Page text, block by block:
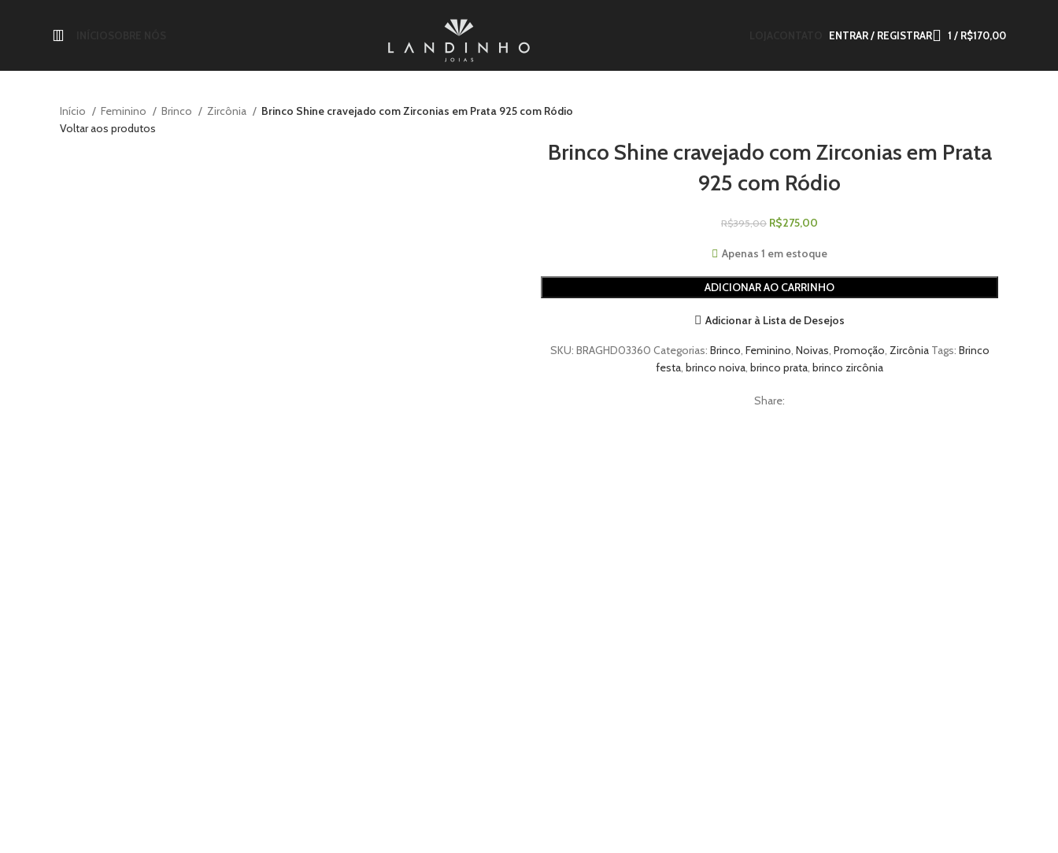
ENTRAR / REGISTRAR 1 / R$170,00
Início Feminino Brinco Zircônia
Brinco Shine cravejado com Zirconias em Prata 925 com Ródio
Voltar aos produtos
Brinco Shine cravejado com Zirconias em Prata
925 com Ródio
R$395,00 R$275,00
Apenas 1 em estoque
ADICIONAR AO CARRINHO
Adicionar à Lista de Desejos
SKU: BRAGHD03360 Categorias: Brinco, Feminino, Noivas, Promoção, Zircônia Tags: Brinco
festa, brinco noiva, brinco prata, brinco zircônia
Share: